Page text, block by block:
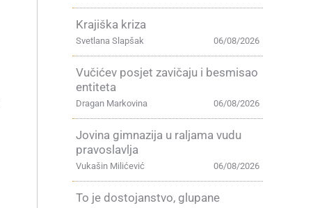
Krajiška kriza
06/08/2026
Svetlana Slapšak
Vučićev posjet zavičaju i besmisao
entiteta
06/08/2026
Dragan Markovina
Jovina gimnazija u raljama vudu
pravoslavlja
06/08/2026
Vukašin Milićević
To je dostojanstvo, glupane